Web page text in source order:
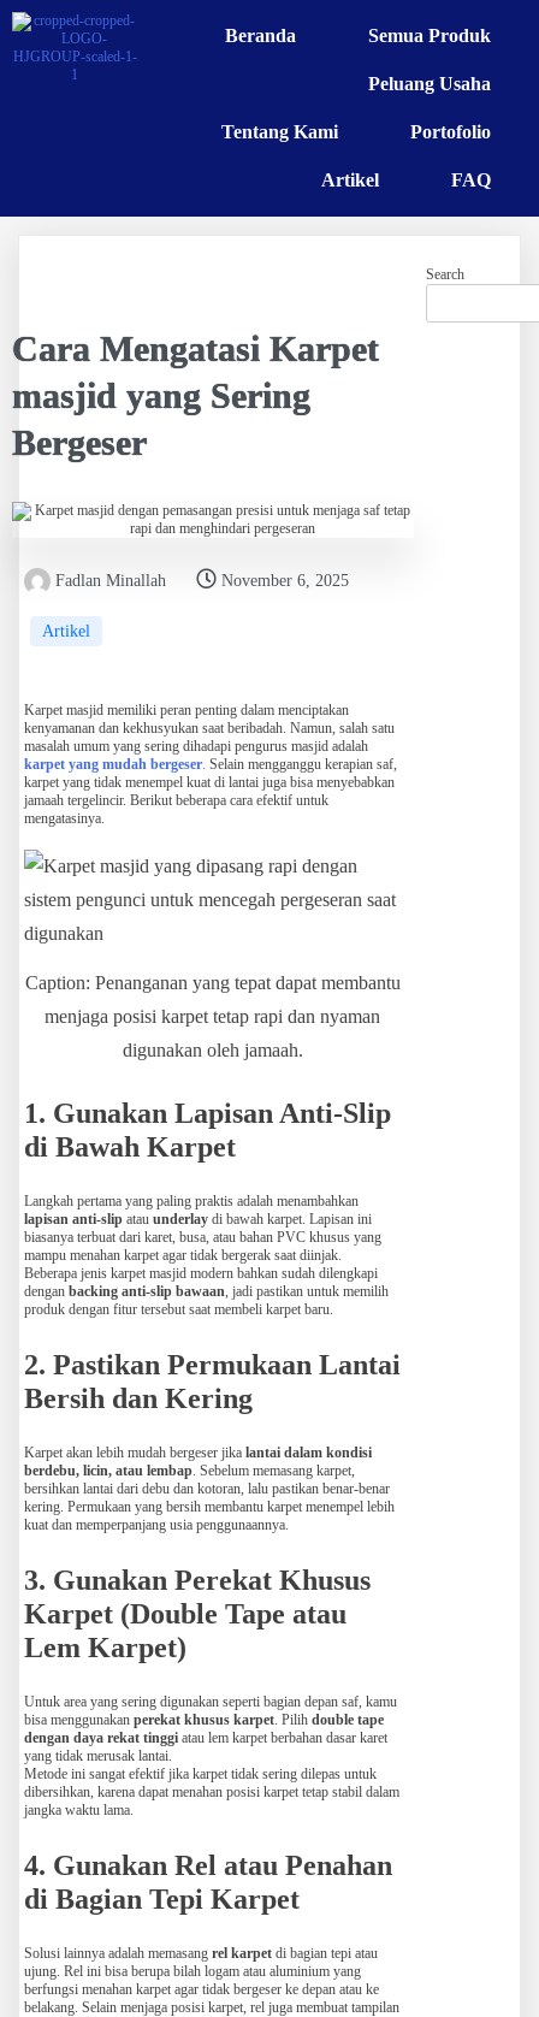
Beranda Semua Produk
Peluang Usaha
Tentang Kami Portofolio
Artikel FAQ
Cara Mengatasi Karpet
masjid yang Sering
Bergeser
Fadlan Minallah November 6, 2025
Artikel
Karpet masjid memiliki peran penting dalam menciptakan
kenyamanan dan kekhusyukan saat beribadah. Namun, salah satu
masalah umum yang sering dihadapi pengurus masjid adalah
karpet yang mudah bergeser. Selain mengganggu kerapian saf,
karpet yang tidak menempel kuat di lantai juga bisa menyebabkan
jamaah tergelincir. Berikut beberapa cara efektif untuk
mengatasinya.
Caption: Penanganan yang tepat dapat membantu
menjaga posisi karpet tetap rapi dan nyaman
digunakan oleh jamaah.
1. Gunakan Lapisan Anti-Slip
di Bawah Karpet
Langkah pertama yang paling praktis adalah menambahkan
lapisan anti-slip atau underlay di bawah karpet. Lapisan ini
biasanya terbuat dari karet, busa, atau bahan PVC khusus yang
mampu menahan karpet agar tidak bergerak saat diinjak.
Beberapa jenis karpet masjid modern bahkan sudah dilengkapi
dengan backing anti-slip bawaan, jadi pastikan untuk memilih
produk dengan fitur tersebut saat membeli karpet baru.
2. Pastikan Permukaan Lantai
Bersih dan Kering
Karpet akan lebih mudah bergeser jika lantai dalam kondisi
berdebu, licin, atau lembap. Sebelum memasang karpet,
bersihkan lantai dari debu dan kotoran, lalu pastikan benar-benar
kering. Permukaan yang bersih membantu karpet menempel lebih
kuat dan memperpanjang usia penggunaannya.
3. Gunakan Perekat Khusus
Karpet (Double Tape atau
Lem Karpet)
Untuk area yang sering digunakan seperti bagian depan saf, kamu
bisa menggunakan perekat khusus karpet. Pilih double tape
dengan daya rekat tinggi atau lem karpet berbahan dasar karet
yang tidak merusak lantai.
Metode ini sangat efektif jika karpet tidak sering dilepas untuk
dibersihkan, karena dapat menahan posisi karpet tetap stabil dalam
jangka waktu lama.
4. Gunakan Rel atau Penahan
di Bagian Tepi Karpet
Solusi lainnya adalah memasang rel karpet di bagian tepi atau
ujung. Rel ini bisa berupa bilah logam atau aluminium yang
berfungsi menahan karpet agar tidak bergeser ke depan atau ke
belakang. Selain menjaga posisi karpet, rel juga membuat tampilan
Search